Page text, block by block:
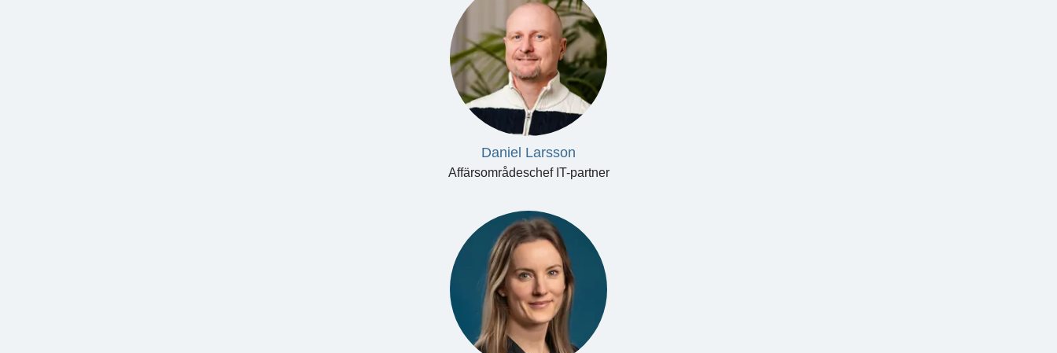
Daniel Larsson
Affärsområdeschef IT-partner